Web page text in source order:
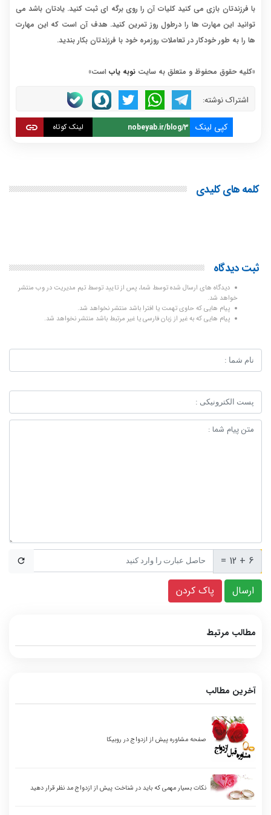
با فرزندتان بازی می کنید کلیات آن را روی برگه ای ثبت کنید. یادتان باشد می
توانید این مهارت ها را درطول روز تمرین کنید. هدف آن است که این مهارت
ها را به طور خودکار در تعاملات روزمره خود با فرزندتان بکار بندید.
«کلیه حقوق محفوظ و متعلق به سایت نوبه یاب است»
اشتراک نوشته:
لینک کوتاه کپی لینک
کلمه های کلیدی
ثبت دیدگاه
دیدگاه های ارسال شده توسط شما، پس از تایید توسط تیم مدیریت در وب منتشر
خواهد شد.
پیام هایی که حاوی تهمت یا افترا باشد منتشر نخواهد شد.
پیام هایی که به غیر از زبان فارسی یا غیر مرتبط باشد منتشر نخواهد شد.
6 + 12 =
مطالب مرتبط
آخرین مطالب
صفحه مشاوره پیش از ازدواج در روبیکا
نکات بسیار مهمی که باید در شناخت پیش از ازدواج مد نظر قرار دهید